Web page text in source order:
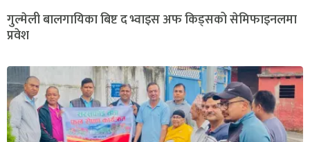
गुल्मेली बालगायिका बिष्ट द भ्वाइस अफ किड्सको सेमिफाइनलमा
प्रवेश